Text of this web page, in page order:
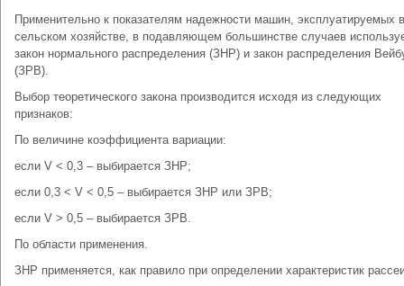
Применительно к показателям надежности машин, эксплуатируемых в
сельском хозяйстве, в подавляющем большинстве случаев
закон нормального распределения (ЗНР) и закон распределения
(ЗРВ).
Выбор теоретического закона производится исходя из следующих
признаков:
По величине коэффициента вариации:
если V < 0,3 – выбирается ЗНР;
если 0,3 < V < 0,5 – выбирается ЗНР или ЗРВ;
если V > 0,5 – выбирается ЗРВ.
По области применения.
ЗНР применяется, как правило при определении характеристик